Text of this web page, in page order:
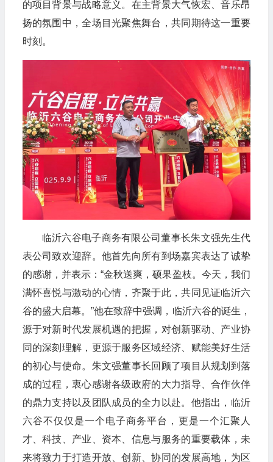
的项目背景与战略意义。在主背景大气恢宏、音乐昂
扬的氛围中，全场目光聚焦舞台，共同期待这一重要
时刻。
临沂六谷电子商务有限公司董事长朱文强先生代
表公司致欢迎辞。他首先向所有到场嘉宾表达了诚挚
的感谢，并表示：“金秋送爽，硕果盈枝。今天，我们
满怀喜悦与激动的心情，齐聚于此，共同见证临沂六
谷的盛大启幕。”他在致辞中强调，临沂六谷的诞生，
源于对新时代发展机遇的把握，对创新驱动、产业协
同的深刻理解，更源于服务区域经济、赋能美好生活
的初心与使命。朱文强董事长回顾了项目从规划到落
成的过程，衷心感谢各级政府的大力指导、合作伙伴
的鼎力支持以及团队成员的全力以赴。他指出，临沂
六谷不仅仅是一个电子商务平台，更是一个汇聚人
才、科技、产业、资本、信息与服务的重要载体，未
来将致力于打造开放、创新、协同的发展高地，为区